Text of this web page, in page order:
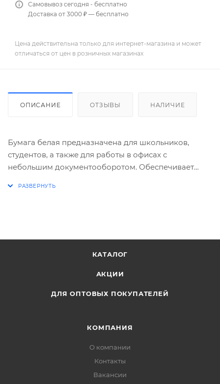
Самовывоз сегодня - бесплатно
Доставка от 3000 ₽ — бесплатно
Цена действительна только для интернет-магазина и может
отличаться от цен в розничных магазинах
ОПИСАНИЕ ОТЗЫВЫ НАЛИЧИЕ
Бумага белая предназначена для школьников,
студентов, а также для работы в офисах с
небольшим документооборотом. Обеспечивает
КАТАЛОГ
АКЦИИ
ДЛЯ ОПТОВЫХ ПОКУПАТЕЛЕЙ
КОМПАНИЯ
О компании
Контакты
Вакансии